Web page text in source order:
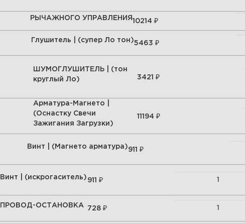
РЫЧАЖНОГО УПРАВЛЕНИЯ10214 ₽
Глушитель | (супер Ло тон)5463 ₽
ШУМОГЛУШИТЕЛЬ | (тон
круглый Ло)
3421 ₽
Арматура-Магнето |
(Оснастку Свечи
Зажигания Загрузки)
11194 ₽
Винт | (Магнето арматура)911 ₽
Винт | (искрогаситель) 911 ₽
ПРОВОД-ОСТАНОВКА 728 ₽